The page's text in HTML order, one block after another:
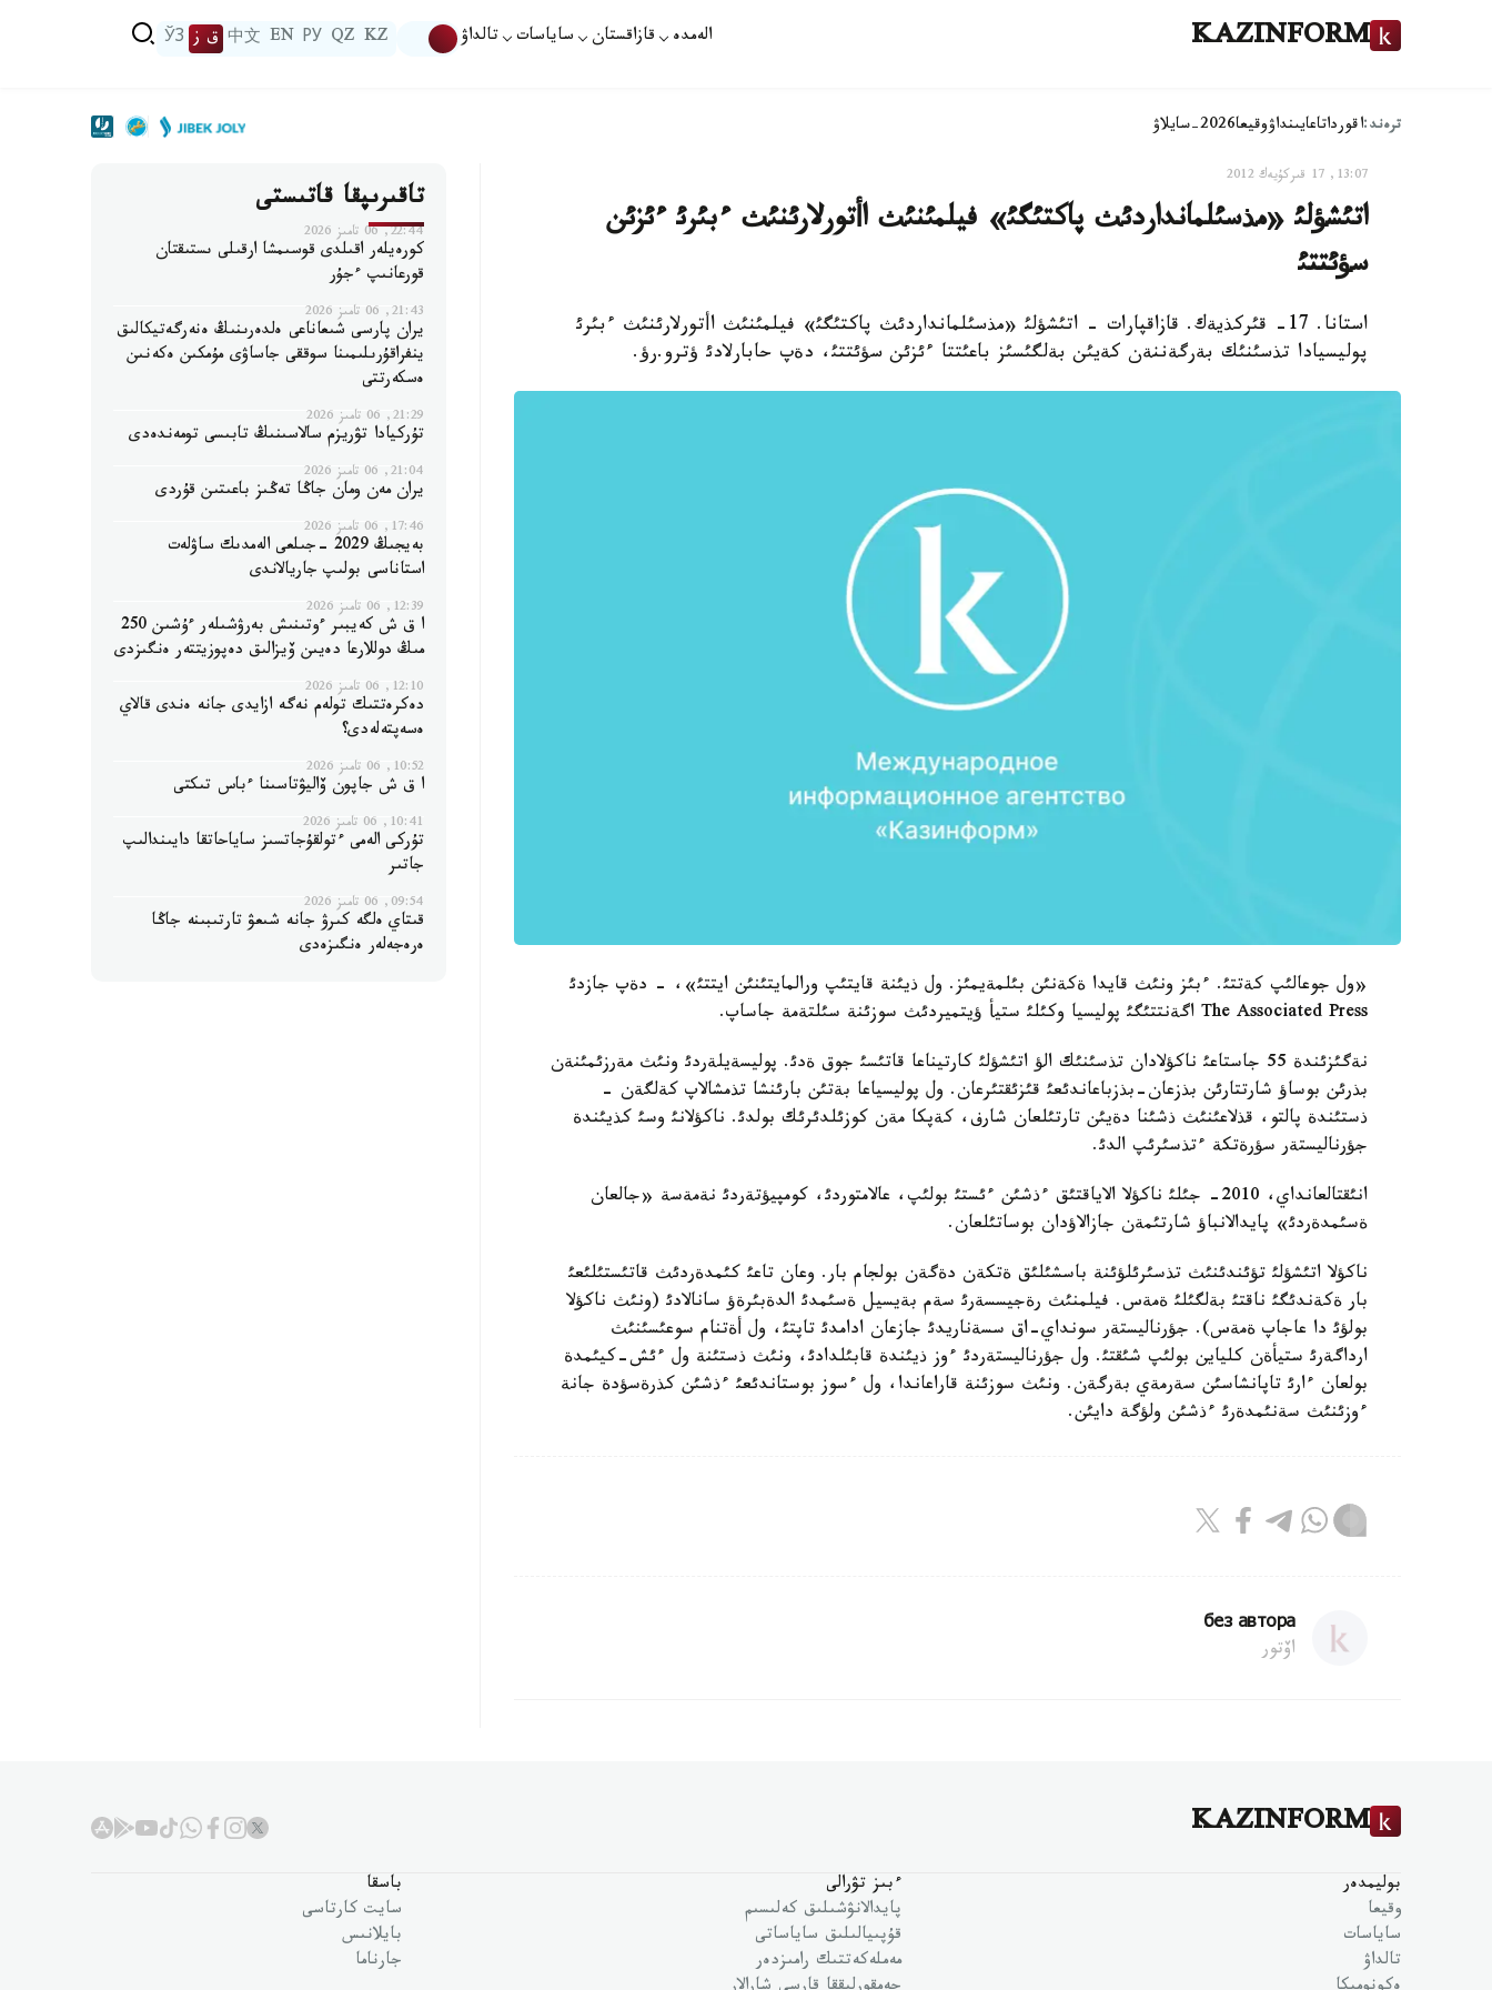
KAZINFORM الەمدە قازاقستان ساياسات تالداۋ KZ
QZ
РУ
EN
中文 ق ز ЎЗ
ترەند:اقورداتاعايىنداۋوقيعا2026-سايلاۋ
13:07, 17 قىركۇيەك 2012
اتئشؤلئ «مذسئلمانداردئث پاكتئگئ» فيلمئنئث اأتورلارئنئث ءبئرئ ءئزئن
سؤئتتئ
استانا. 17- قئركذيةك. قازاقپارات - اتئشؤلئ «مذسئلمانداردئث پاكتئگئ» فيلمئنئث اأتورلارئنئث ءبئرئ
پوليسيادا تذسئنئك بةرگةننةن كةيئن بةلگئسئز باعئتتا ءئزئن سؤئتتئ، دةپ حابارلادئ ؤترو.رؤ.
«ول جوعالئپ كةتتئ. ءبئز ونئث قايدا ةكةنئن بئلمةيمئز. ول ذيئنة قايتئپ ورالمايتئنئن ايتتئ»، - دةپ جازدئ
The Associated Press اگةنتتئگئ پوليسيا وكئلئ ستيأ ؤيتميردئث سوزئنة سئلتةمة جاساپ.
نةگئزئندة 55 جاستاعئ ناكؤلادان تذسئنئك الؤ اتئشؤلئ كارتيناعا قاتئسئ جوق ةدئ. پوليسةيلةردئ ونئث مةرزئمئنةن
بذرئن بوساؤ شارتتارئن بذزعان-بذزباعاندئعئ قئزئقتئرعان. ول پوليسياعا بةتئن بارئنشا تذمشالاپ كةلگةن -
ذستئندة پالتو، قذلاعئنئث ذشئنا دةيئن تارتئلعان شارف، كةپكا مةن كوزئلدئرئك بولدئ. ناكؤلانئ وسئ كذيئندة
جؤرناليستةر سؤرةتكة ءتذسئرئپ الدئ.
انئقتالعانداي، 2010- جئلئ ناكؤلا الاياقتئق ءذشئن ءئستئ بولئپ، عالامتوردئ، كومپيؤتةردئ نةمةسة «جالعان
ةسئمدةردئ» پايدالانباؤ شارتئمةن جازالاؤدان بوساتئلعان.
ناكؤلا اتئشؤلئ تؤئندئنئث تذسئرئلؤئنة باسشئلئق ةتكةن دةگةن بولجام بار. وعان تاعئ كئمدةردئث قاتئستئلئعئ
بار ةكةندئگئ ناقتئ بةلگئلئ ةمةس. فيلمنئث رةجيسسةرئ سةم بةيسيل ةسئمدئ الدةبئرةؤ سانالادئ (ونئث ناكؤلا
بولؤئ دا عاجاپ ةمةس). جؤرناليستةر سونداي-اق سسةناريدئ جازعان ادامدئ تاپتئ، ول أةتنام سوعئسئنئث
ارداگةرئ ستيأةن كلياين بولئپ شئقتئ. ول جؤرناليستةردئ ءوز ذيئندة قابئلدادئ، ونئث ذستئنة ول ءئش-كيئمدة
بولعان ءارئ تاپانشاسئن سةرمةي بةرگةن. ونئث سوزئنة قاراعاندا، ول ءسوز بوستاندئعئ ءذشئن كذرةسؤدة جانة
ءوزئنئث سةنئمدةرئ ءذشئن ولؤگة دايئن.
без автора
اۆتور
تاقىرىپقا قاتىستى
22:44, 06 تامىز 2026
كورەيلەر اقىلدى قوسىمشا ارقىلى ىستىقتان
قورعانىپ ءجۇر
21:43, 06 تامىز 2026
يران پارسى شىعاناعى ەلدەرىنىڭ ەنەرگەتيكالىق
ينفراقۇرىلىمىنا سوققى جاساۋى مۇمكىن ەكەنىن
ەسكەرتتى
21:29, 06 تامىز 2026
تۇركيادا تۋريزم سالاسىنىڭ تابىسى تومەندەدى
21:04, 06 تامىز 2026
يران مەن ومان جاڭا تەڭىز باعىتىن قۇردى
17:46, 06 تامىز 2026
بەيجىڭ 2029 -جىلعى الەمدىك ساۋلەت
استاناسى بولىپ جاريالاندى
12:39, 06 تامىز 2026
ا ق ش كەيبىر ءوتىنىش بەرۋشىلەر ءۇشىن 250
مىڭ دوللارعا دەيىن ۆيزالىق دەپوزيتتەر ەنگىزدى
12:10, 06 تامىز 2026
دەكرەتتىك تولەم نەگە ازايدى جانە ەندى قالاي
ەسەپتەلەدى؟
10:52, 06 تامىز 2026
ا ق ش جاپون ۆاليۋتاسىنا ءباس تىكتى
10:41, 06 تامىز 2026
تۇركى الەمى ءتولقۇجاتسىز ساياحاتقا دايىندالىپ
جاتىر
09:54, 06 تامىز 2026
قىتاي ەلگە كىرۋ جانە شىعۋ تارتىبىنە جاڭا
ەرەجەلەر ەنگىزەدى
KAZINFORM
بوليمدەر
وقيعا
ساياسات
تالداۋ
ءبىز تۋرالى
پايدالانۋشىلىق كەلىسىم
قۇپىيالىلىق ساياساتى
مەملەكەتتىك رامىزدەر
باسقا
سايت كارتاسى
بايلانىس
جارناما